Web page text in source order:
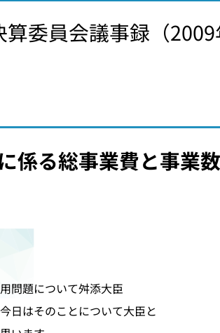
委員会議事録（2009
係る総事業費と事業数
問題について舛添大臣
日はそのことについて大臣と